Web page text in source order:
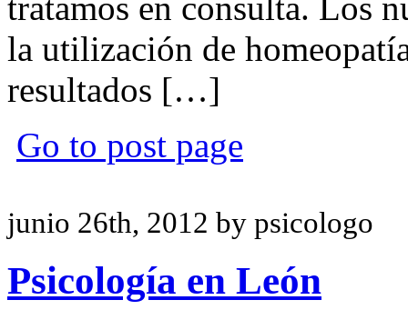
la utilización de
resultados […]
Go to post page
junio 26th, 2012 by psicologo
Psicología en León